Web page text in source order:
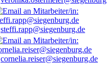
steffi.rapp@siegenburg.de
cornelia.reiser@siegenburg.de